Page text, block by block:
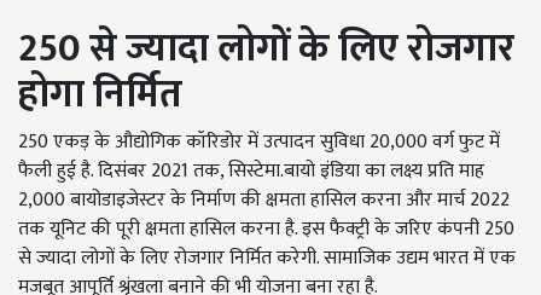
250से ज्यादा लोगों के लिए रोजगार
होगानिर्मित
250एकड़ के औद्योगिक कॉरिडोर में उत्पादन सुविधा20,000वर्ग फुट में
फैली हुई है. दिसंबर2021तक,सिस्टेमा.बायो इंडिया का लक्ष्य प्रति माह
2,000बायोडाइजेस्टर के निर्माण की क्षमता हासिल करना और मार्च2022
तक यूनिट की पूरी क्षमता हासिल करना है. इस फैक्ट्री के जरिए कंपनी250
से ज्यादा लोगों के लिए रोजगार निर्मित करेगी. सामाजिक उद्यम भारत में एक
मजबूत आपूर्ति श्रृंखला बनाने की भी योजना बना रहा है.